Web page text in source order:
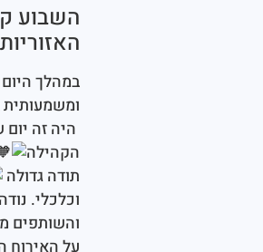
השבוע
במהלך
היה זה
הקהילה
תודה גדולה
וכלכלי.
והשותפים
על האירוח